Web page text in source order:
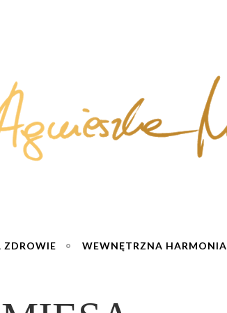
ZDROWIE WEWNĘTRZNA HARMONIA